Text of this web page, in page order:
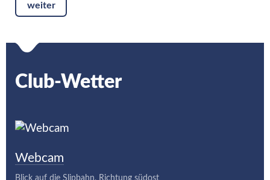
weiter
Club-Wetter
Webcam
Blick auf die Slipbahn, Richtung südost